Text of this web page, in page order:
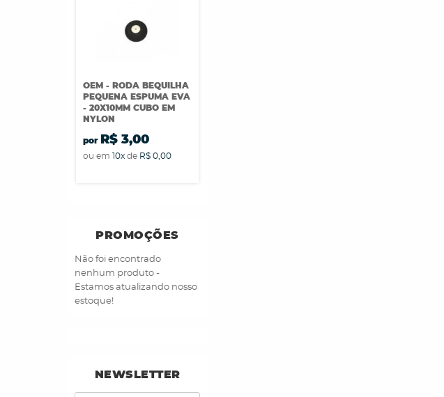
OEM - RODA BEQUILHA
PEQUENA ESPUMA EVA
- 20X10MM CUBO EM
NYLON
por R$ 3,00
ou em 10xde R$ 0,00
PROMOÇÕES
Não foi encontrado
nenhum produto -
Estamos atualizando nosso
estoque!
NEWSLETTER